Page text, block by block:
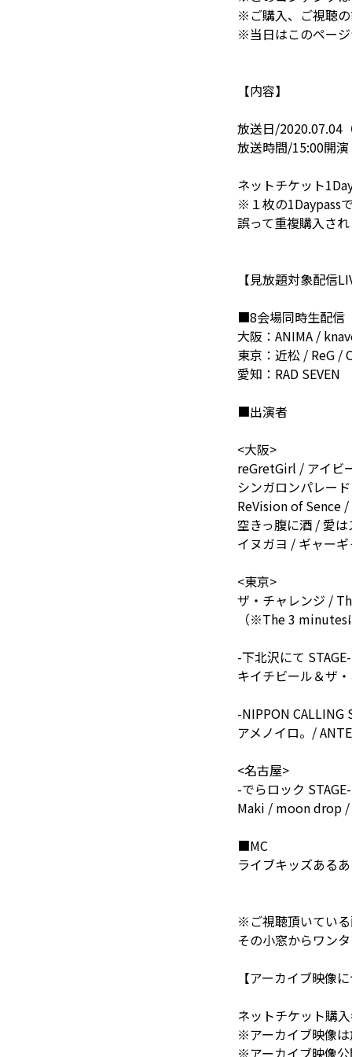
※ご購入、ご視聴
※当日はこのペー
【内容】
放送日/2020.07.04
放送時間/15:00開
ネットチケット
※１枚の1Daypass
誤って重複購入さ
【見放題対象配信
■8会場同時生配信
大阪：ANIMA /
東京：近松 / ReG /
愛知：RAD SEVEN
■出演者
<大阪>
reGretGirl / アイビ
シンガロンパレー
ReVision of Sence
空きっ腹に酒 / 愛
イヌガヨ / ギャー
<東京>
ザ・チャレンジ /
（※The 3
-下北沢にて STAGE-
キイチビール＆ザ
-NIPPON CALLING
アメノイロ。/
<名古屋>
-でらロック STAGE-
Maki / moon drop
■MC
ライブキッズある
※ご視聴頂いてい
その小窓からワン
【アーカイブ映像
ネットチケット購
※アーカイブ映像
※アーカイブ映像